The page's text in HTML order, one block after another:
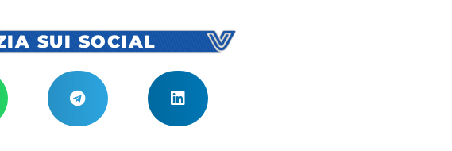
SUI SOCIAL